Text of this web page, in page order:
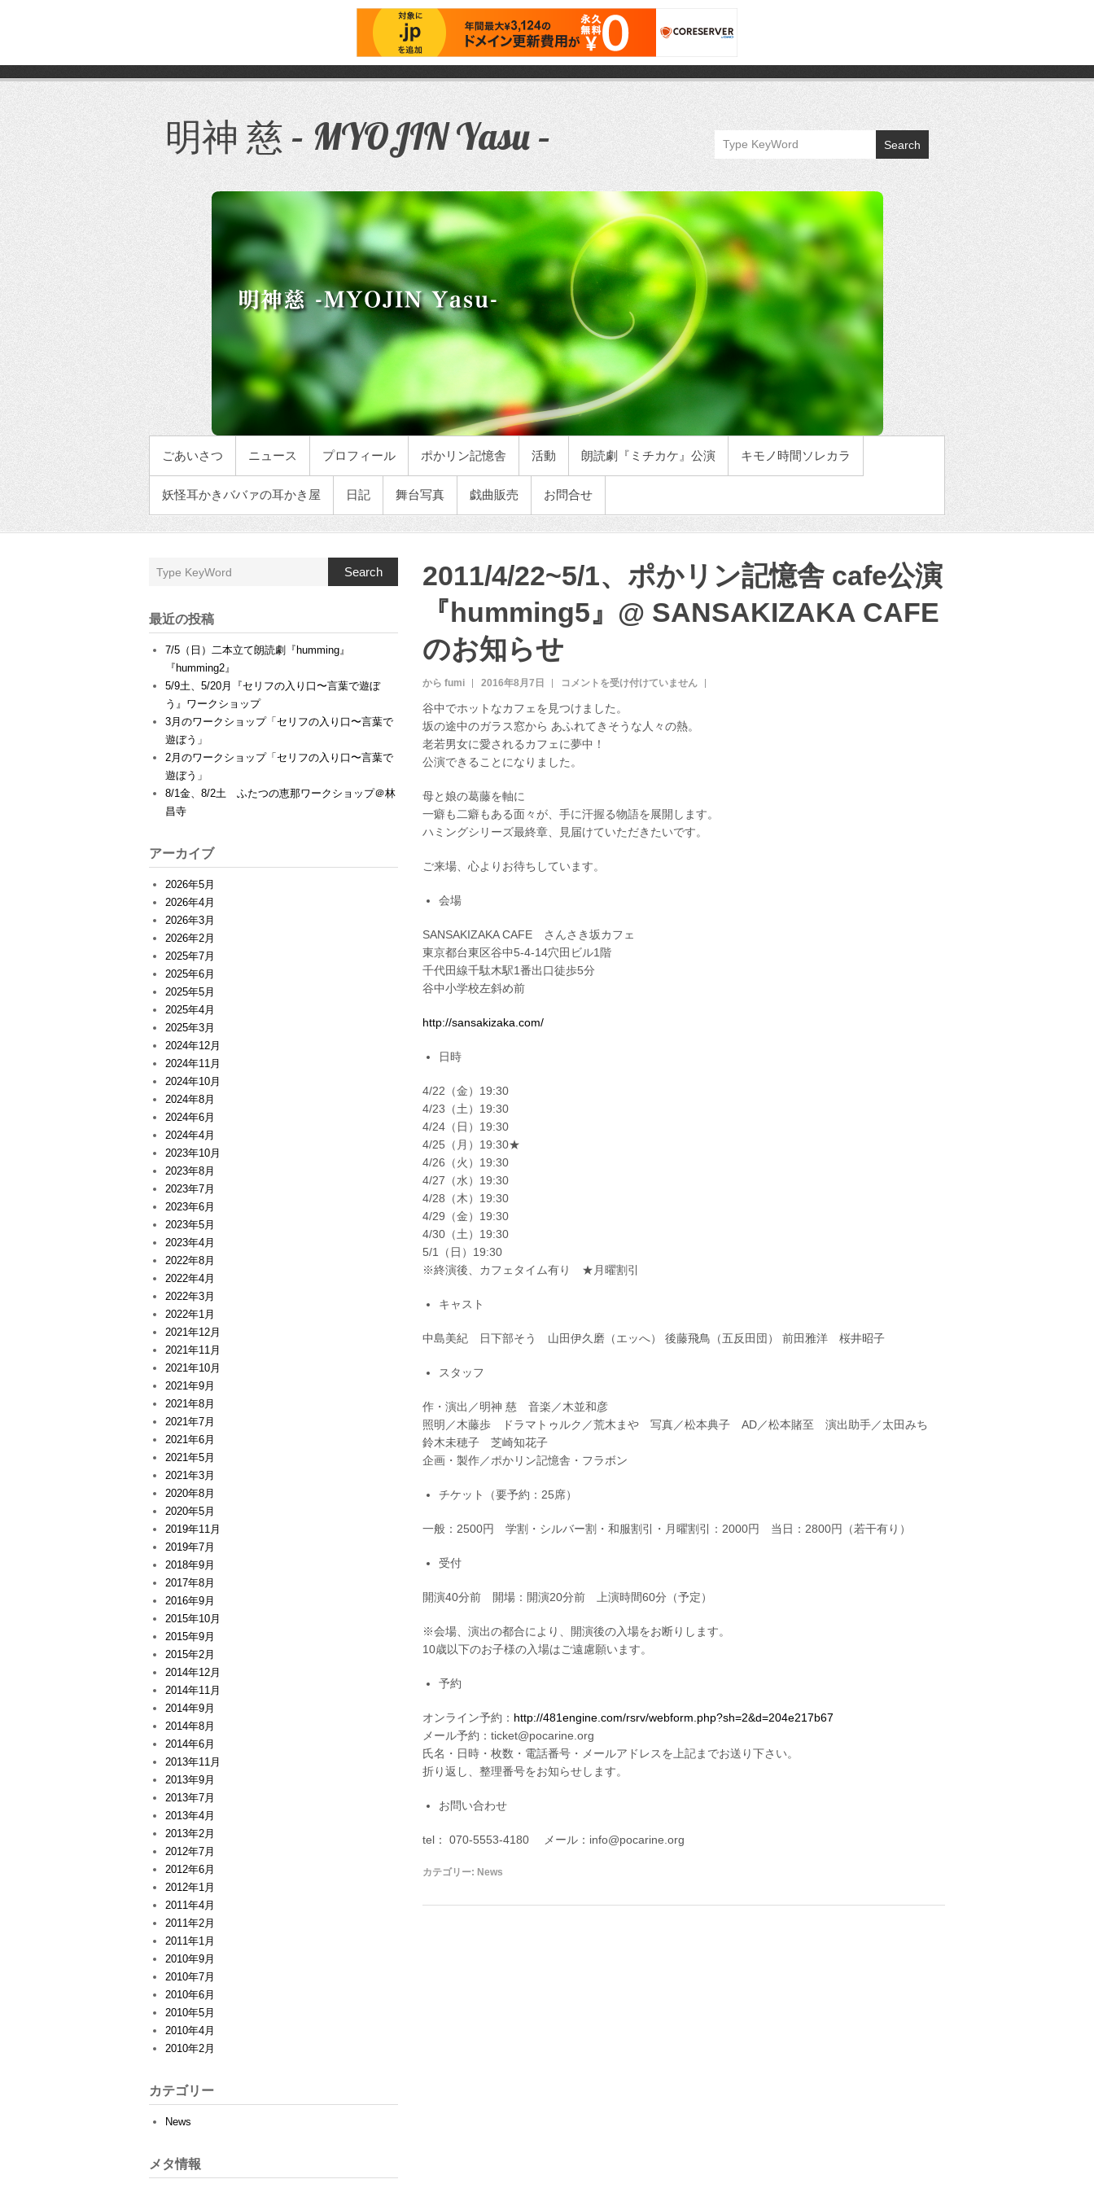
プ
明神 慈 – MYOJIN Yasu – Search
メインメニュー
ごあいさつ ニュース プロフィール ポかリン記憶舎 活動 朗読劇『ミチカケ』公演 キモノ時間ソレカラ
妖怪耳かきババァの耳かき屋 日記 舞台写真 戯曲販売 お問合せ
2011/4/22~5/1、ポかリン記憶舎 cafe公演
『humming5』@ SANSAKIZAKA CAFE
のお知らせ
から fumi 2016年8月7日
2
1
1
/
4
2
~
5
1
リ
ン
記
憶
S
A
K
A
A
E
の
知
コメントを受け付けていません
谷中でホットなカフェを見つけました。
坂の途中のガラス窓から あふれてきそうな人々の熱。
老若男女に愛されるカフェに夢中！
公演できることになりました。
母と娘の葛藤を軸に
一癖も二癖もある面々が、手に汗握る物語を展開します。
ハミングシリーズ最終章、見届けていただきたいです。
ご来場、心よりお待ちしています。
会場
SANSAKIZAKA CAFE さんさき坂カフェ
東京都台東区谷中5-4-14穴田ビル1階
千代田線千駄木駅1番出口徒歩5分
谷中小学校左斜め前
http://sansakizaka.com/
日時
4/22（金）19:30
4/23（土）19:30
4/24（日）19:30
4/25（月）19:30★
4/26（火）19:30
4/27（水）19:30
4/28（木）19:30
4/29（金）19:30
4/30（土）19:30
5/1（日）19:30
※終演後、カフェタイム有り ★月曜割引
キャスト
中島美紀 日下部そう 山田伊久磨（エッへ） 後藤飛鳥（五反田団） 前田雅洋 桜井昭子
スタッフ
作・演出／明神 慈 音楽／木並和彦
照明／木藤歩 ドラマトゥルク／荒木まや 写真／松本典子 AD／松本賭至 演出助手／太田みち
鈴木未穂子 芝崎知花子
企画・製作／ポかリン記憶舎・フラボン
チケット（要予約：25席）
一般：2500円 学割・シルバー割・和服割引・月曜割引：2000円 当日：2800円（若干有り）
受付
開演40分前 開場：開演20分前 上演時間60分（予定）
※会場、演出の都合により、開演後の入場をお断りします。
10歳以下のお子様の入場はご遠慮願います。
予約
オンライン予約： http://481engine.com/rsrv/webform.php?sh=2&d=204e217b67
メール予約：ticket@pocarine.org
氏名・日時・枚数・電話番号・メールアドレスを上記までお送り下さい。
折り返し、整理番号をお知らせします。
お問い合わせ
tel： 070-5553-4180 メール：info@pocarine.org
カテゴリー: News
Search
最近の投稿
7/5（日）二本立て朗読劇『humming』
『humming2』
5/9土、5/20月『セリフの入り口〜言葉で遊ぼ
う』ワークショップ
3月のワークショップ「セリフの入り口〜言葉で
遊ぼう」
2月のワークショップ「セリフの入り口〜言葉で
遊ぼう」
8/1金、8/2土 ふたつの恵那ワークショップ＠林
昌寺
アーカイブ
2026年5月
2026年4月
2026年3月
2026年2月
2025年7月
2025年6月
2025年5月
2025年4月
2025年3月
2024年12月
2024年11月
2024年10月
2024年8月
2024年6月
2024年4月
2023年10月
2023年8月
2023年7月
2023年6月
2023年5月
2023年4月
2022年8月
2022年4月
2022年3月
2022年1月
2021年12月
2021年11月
2021年10月
2021年9月
2021年8月
2021年7月
2021年6月
2021年5月
2021年3月
2020年8月
2020年5月
2019年11月
2019年7月
2018年9月
2017年8月
2016年9月
2015年10月
2015年9月
2015年2月
2014年12月
2014年11月
2014年9月
2014年8月
2014年6月
2013年11月
2013年9月
2013年7月
2013年4月
2013年2月
2012年7月
2012年6月
2012年1月
2011年4月
2011年2月
2011年1月
2010年9月
2010年7月
2010年6月
2010年5月
2010年4月
2010年2月
カテゴリー
News
メタ情報